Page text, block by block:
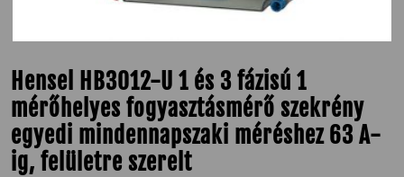
Hensel HB3012-U 1 és 3 fázisú 1
mérőhelyes fogyasztásmérő szekrény
egyedi mindennapszaki méréshez 63 A-
ig, felületre szerelt